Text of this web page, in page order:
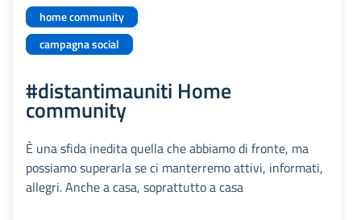
home community
campagna social
#distantimauniti Home
community
È una sfida inedita quella che abbiamo di fronte, ma
possiamo superarla se ci manterremo attivi, informati,
allegri. Anche a casa, soprattutto a casa